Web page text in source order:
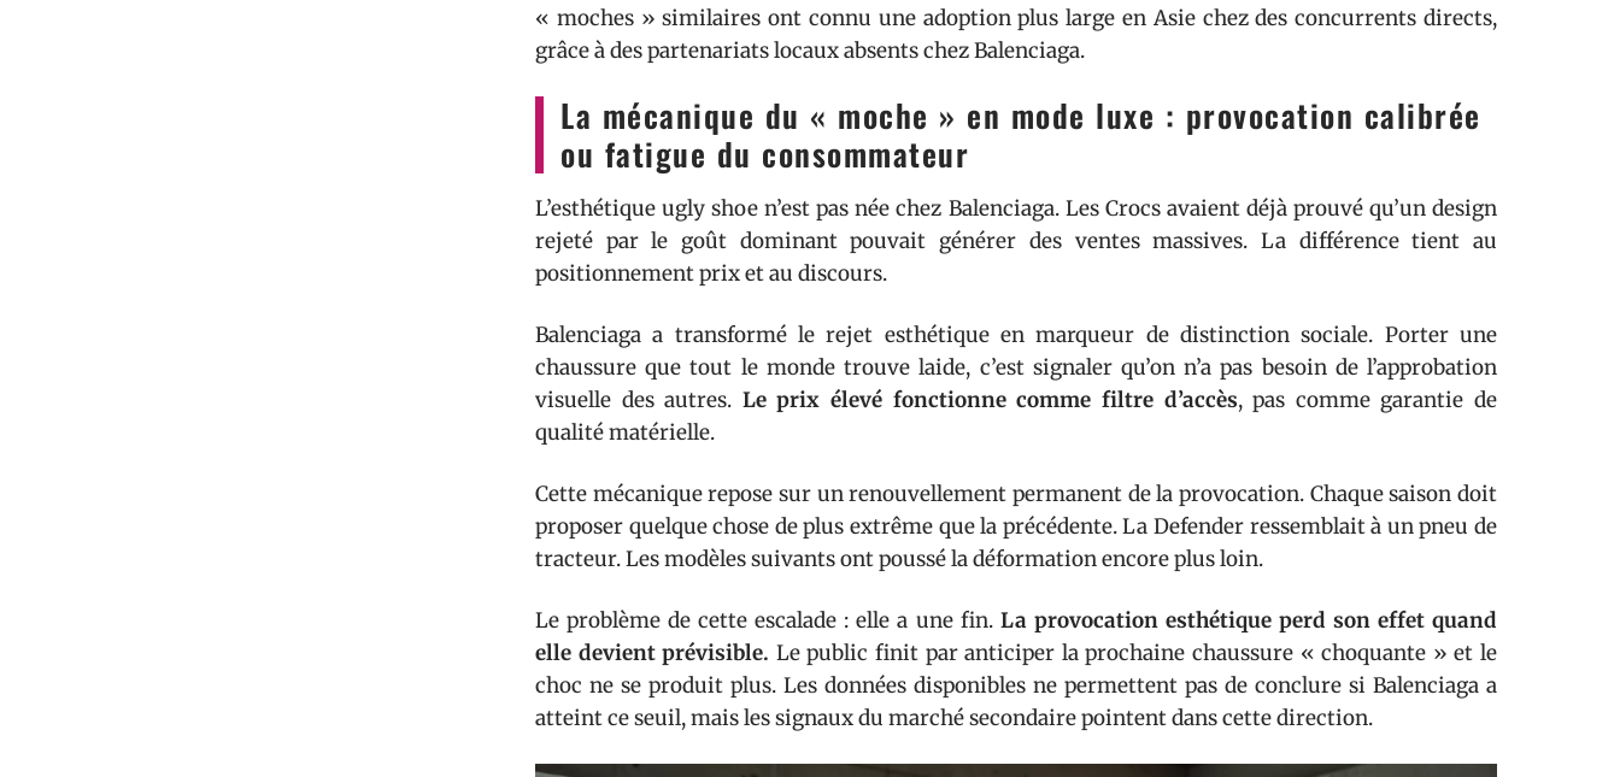
« moches » similaires ont connu une adoption plus large en Asie chez des concurrents directs,
grâce à des partenariats locaux absents chez Balenciaga.
La mécanique du « moche » en mode luxe : provocation calibrée
ou fatigue du consommateur
L’esthétique ugly shoe n’est pas née chez Balenciaga. Les Crocs avaient déjà prouvé qu’un design
rejeté par le goût dominant pouvait générer des ventes massives. La différence tient au
positionnement prix et au discours.
Balenciaga a transformé le rejet esthétique en marqueur de distinction sociale. Porter une
chaussure que tout le monde trouve laide, c’est signaler qu’on n’a pas besoin de l’approbation
visuelle des autres. Le prix élevé fonctionne comme filtre d’accès, pas comme garantie de
qualité matérielle.
Cette mécanique repose sur un renouvellement permanent de la provocation. Chaque saison doit
proposer quelque chose de plus extrême que la précédente. La Defender ressemblait à un pneu de
tracteur. Les modèles suivants ont poussé la déformation encore plus loin.
Le problème de cette escalade : elle a une fin. La provocation esthétique perd son effet quand
elle devient prévisible. Le public finit par anticiper la prochaine chaussure « choquante » et le
choc ne se produit plus. Les données disponibles ne permettent pas de conclure si Balenciaga a
atteint ce seuil, mais les signaux du marché secondaire pointent dans cette direction.